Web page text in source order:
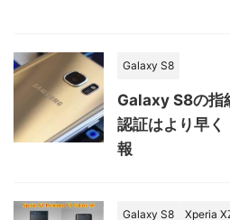
Galaxy S8
Galaxy S8の指
認証はより早く
報
Galaxy S8 Xperia